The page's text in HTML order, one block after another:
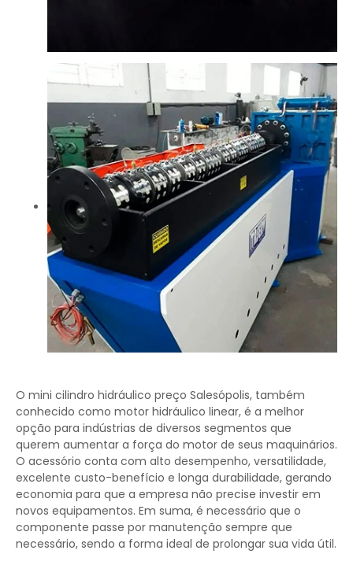
O mini cilindro hidráulico preço Salesópolis, também
conhecido como motor hidráulico linear, é a melhor
opção para indústrias de diversos segmentos que
querem aumentar a força do motor de seus maquinários.
O acessório conta com alto desempenho, versatilidade,
excelente custo-benefício e longa durabilidade, gerando
economia para que a empresa não precise investir em
novos equipamentos. Em suma, é necessário que o
componente passe por manutenção sempre que
necessário, sendo a forma ideal de prolongar sua vida útil.